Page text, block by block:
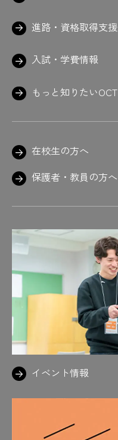
進路・資格取得支援
入試・学費情報
もっと知りたいOCT
在校生の方へ
保護者・教員の方へ
イベント情報